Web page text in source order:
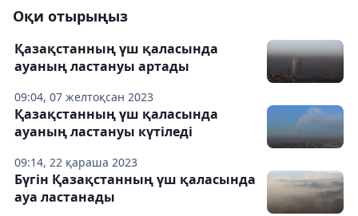
Оқи отырыңыз
09:04, 07 желтоқсан 2023
Қазақстанның үш қаласында
ауаның ластануы артады
09:14, 22 қараша 2023
Қазақстанның үш қаласында
ауаның ластануы күтіледі
Бүгін Қазақстанның үш қаласында
ауа ластанады